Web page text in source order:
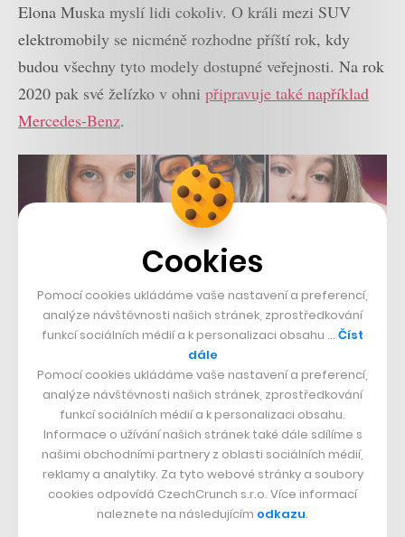
Elona Muska myslí lidi cokoliv. O králi mezi SUV
elektromobily se nicméně rozhodne příští rok, kdy
budou všechny tyto modely dostupné veřejnosti. Na rok
2020 pak své želízko v ohni připravuje také například
Mercedes-Benz.
Cookies
Pomocí cookies ukládáme vaše nastavení a preferencí,
analýze návštěvnosti našich stránek, zprostředkování
funkcí sociálních médií a k personalizaci obsahu … Číst
dále
Pomocí cookies ukládáme vaše nastavení a preferencí,
analýze návštěvnosti našich stránek, zprostředkování
funkcí sociálních médií a k personalizaci obsahu.
Informace o užívání našich stránek také dále sdílíme s
našimi obchodními partnery z oblasti sociálních médií,
reklamy a analytiky. Za tyto webové stránky a soubory
cookies odpovídá CzechCrunch s.r.o. Více informací
naleznete na následujícím odkazu.